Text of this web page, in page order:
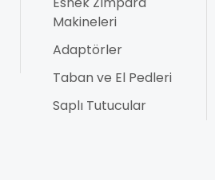
Makineleri
Adaptörler
Taban ve El Pedleri
Saplı Tutucular